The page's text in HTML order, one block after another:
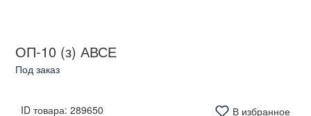
ОП-10 (з) АВСЕ
Под заказ
ID товара:289650 В избранное